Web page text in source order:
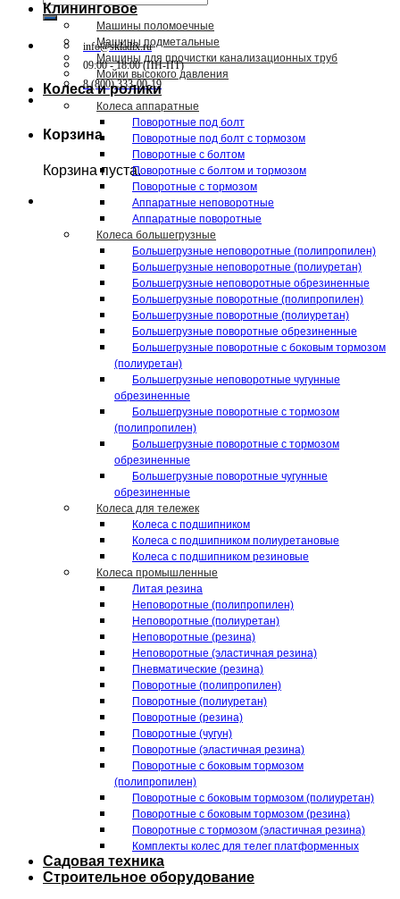
info@skladix.ru
09:00 - 18:00 (ПН-ПТ)
8 (800) 333-00-19
Корзина
Корзина пуста.
Клининговое
Машины поломоечные
Машины подметальные
Машины для прочистки канализационных труб
Мойки высокого давления
Колеса и ролики
Колеса аппаратные
Поворотные под болт
Поворотные под болт с тормозом
Поворотные с болтом
Поворотные с болтом и тормозом
Поворотные с тормозом
Аппаратные неповоротные
Аппаратные поворотные
Колеса большегрузные
Большегрузные неповоротные (полипропилен)
Большегрузные неповоротные (полиуретан)
Большегрузные неповоротные обрезиненные
Большегрузные поворотные (полипропилен)
Большегрузные поворотные (полиуретан)
Большегрузные поворотные обрезиненные
Большегрузные поворотные с боковым тормозом
(полиуретан)
Большегрузные неповоротные чугунные
обрезиненные
Большегрузные поворотные с тормозом
(полипропилен)
Большегрузные поворотные с тормозом
обрезиненные
Большегрузные поворотные чугунные
обрезиненные
Колеса для тележек
Колеса с подшипником
Колеса с подшипником полиуретановые
Колеса с подшипником резиновые
Колеса промышленные
Литая резина
Неповоротные (полипропилен)
Неповоротные (полиуретан)
Неповоротные (резина)
Неповоротные (эластичная резина)
Пневматические (резина)
Поворотные (полипропилен)
Поворотные (полиуретан)
Поворотные (резина)
Поворотные (чугун)
Поворотные (эластичная резина)
Поворотные c боковым тормозом
(полипропилен)
Поворотные c боковым тормозом (полиуретан)
Поворотные c боковым тормозом (резина)
Поворотные c тормозом (эластичная резина)
Комплекты колес для телег платформенных
Садовая техника
Строительное оборудование